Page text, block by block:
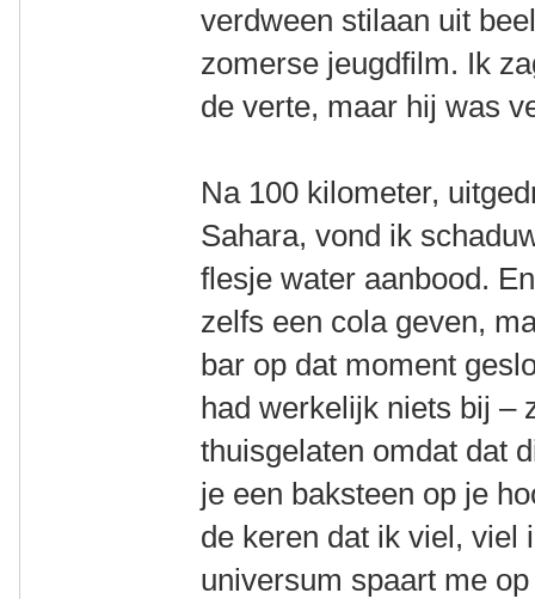
verdween stilaan uit
zomerse jeugdfilm. Ik
de verte, maar hij was
Na 100 kilometer,
Sahara, vond ik
flesje water aanbood.
zelfs een cola geven,
bar op dat moment
had werkelijk niets bij –
thuisgelaten omdat dat
je een baksteen op je
de keren dat ik viel, viel
universum spaart me